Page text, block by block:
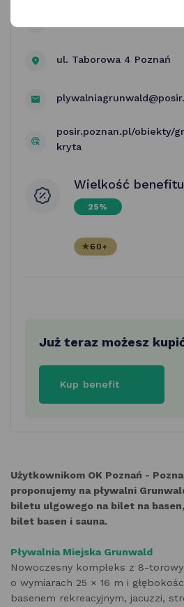
ul. Taborowa 4 Poznań
posir.poznan.pl/obiekty/
kryta
Wielkość
25%
60+
Już teraz możesz
Kup benefit
Użytkownikom OK Poznań -
proponujemy na pływalni
biletu ulgowego na bilet na
bilet basen i sauna.
Pływalnia Miejska Grunwald
Nowoczesny kompleks z 8-
o wymiarach 25 × 16 m i
basenem rekreacyjnym, jacuzzi,